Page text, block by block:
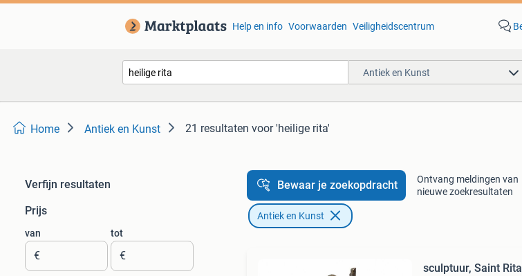
Help en info Voorwaarden Veiligheidscentrum
Antiek en Kunst
Home Antiek en Kunst 21 resultaten voor 'heilige rita'
Verfijn resultaten
Prijs
van
€
tot
€
Bewaar je zoekopdracht
Ontvang meldingen van
nieuwe zoekresultaten
Antiek en Kunst
sculptuur, Saint